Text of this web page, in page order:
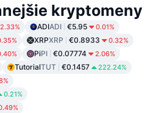
kryptomeny
2.33% ADIADI €5.95 0.01%
XRPXRP €0.8933 0.32%
PiPI €0.07774 2.06%
TutorialTUT €0.1457 222.24%
0.21%